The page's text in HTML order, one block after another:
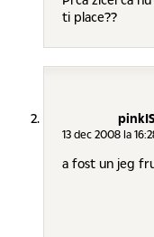
ti place??
13 dec 2008 la
a fost un jeg